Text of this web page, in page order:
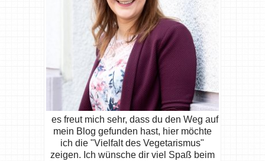
es freut mich sehr, dass du den Weg auf
mein Blog gefunden hast, hier möchte
ich die "Vielfalt des Vegetarismus"
zeigen. Ich wünsche dir viel Spaß beim